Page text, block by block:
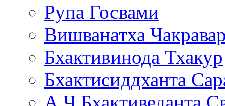
Рупа Госвами
Вишванатха
Бхактивинода Тхакур
Бхактисиддханта